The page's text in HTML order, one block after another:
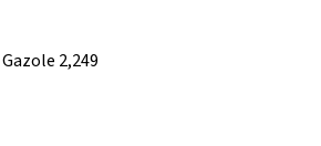
Gazole 2,249